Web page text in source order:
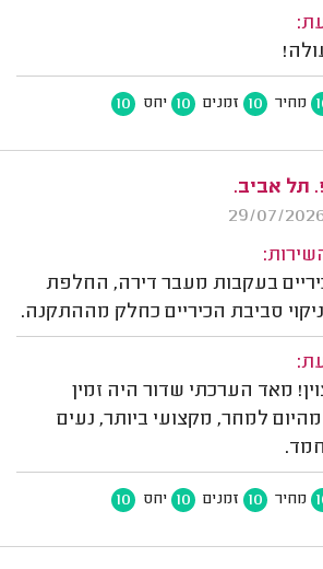
מחיר 10 זמנים 10 יחס 10
תל אביב.
בעקבות מעבר דירה, החלפת
סביבת הכיריים כחלק מההתקנה.
מאד הערכתי שדור היה זמין
למחר, מקצועי ביותר, נעים
מחיר 10 זמנים 10 יחס 10